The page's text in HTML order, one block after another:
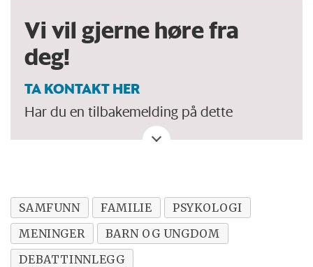
Vi vil gjerne høre fra
deg!
TA KONTAKT HER
Har du en tilbakemelding på dette
debattinnlegget. Eller spørsmål, ros eller
SAMFUNN FAMILIE
PSYKOLOGI
MENINGER
BARN OG UNGDOM
DEBATTINNLEGG